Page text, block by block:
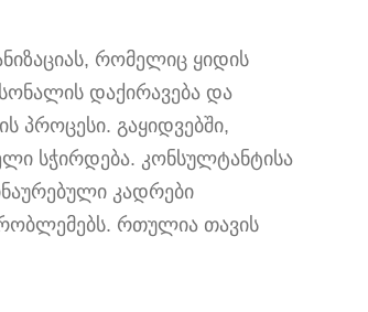
რომელიც ყიდის
დაქირავება და
პროცესი. გაყიდვებში,
სჭირდება. კონსულტანტისა
კადრები
რთულია თავის